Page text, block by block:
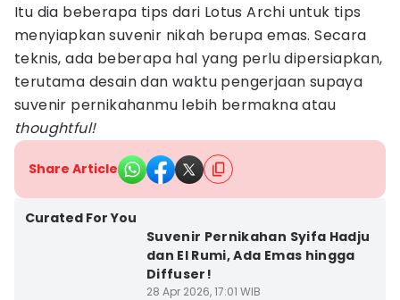
Itu dia beberapa tips dari Lotus Archi untuk tips
menyiapkan suvenir nikah berupa emas. Secara
teknis, ada beberapa hal yang perlu dipersiapkan,
terutama desain dan waktu pengerjaan supaya
suvenir pernikahanmu lebih bermakna atau
thoughtful!
Share Article
Curated For You
Suvenir Pernikahan Syifa Hadju
dan El Rumi, Ada Emas hingga
Diffuser!
28 Apr 2026, 17:01 WIB